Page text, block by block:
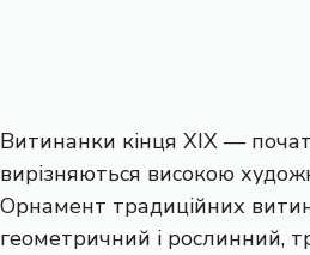
Витинанки кінця XIX —
вирізняються високою
Орнамент традиційних
геометричний і рослинний,